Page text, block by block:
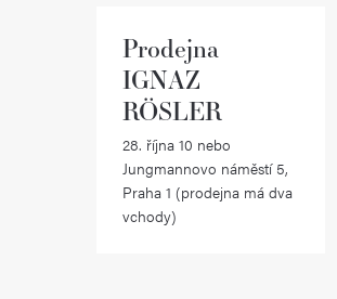
Prodejna
IGNAZ
RÖSLER
28. října 10 nebo
Jungmannovo náměstí 5,
Praha 1 (prodejna má dva
vchody)